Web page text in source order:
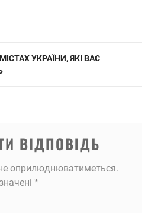
УКРАЇНИ, ЯКІ ВАС
ВІДПОВІДЬ
оприлюднюватиметься.
*